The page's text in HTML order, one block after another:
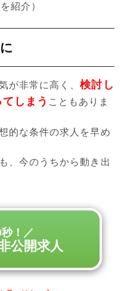
紹介）
が非常に高く、検討し
しまう こともありま
的な条件の求人を早め
、今のうちから動き出
！／
公開求人